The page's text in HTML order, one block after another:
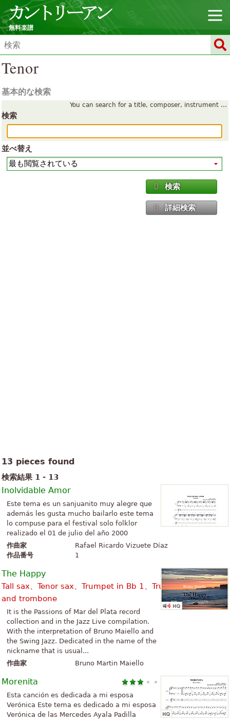
無料楽譜
Tenor
基本的な検索
You can search for a title, composer, instrument ...
検索
並べ替え
検索
詳細検索
13 pieces found
検索結果 1 - 13
Inolvidable Amor
Este tema es un sanjuanito muy alegre que
además les gusta mucho bailarlo este tema
lo compuse para el festival solo folklor
realizado el 01 de julio del año 2000
作曲家
Rafael Ricardo Vizuete Díaz
作品番号
1
The Happy
Tall sax、Tenor sax、Trumpet in Bb 1、Trumpet in Bb 2
and trombone
It is the Passions of Mar del Plata record
collection and in the Jazz Live compilation.
With the interpretation of Bruno Maiello and
the Swing Jazz. Dedicated in the name of the
nickname that is usual...
作曲家
Bruno Martin Maiello
Morenita
Esta canción es dedicada a mi esposa
Verónica Este tema es dedicado a mi esposa
Verónica de las Mercedes Ayala Padilla